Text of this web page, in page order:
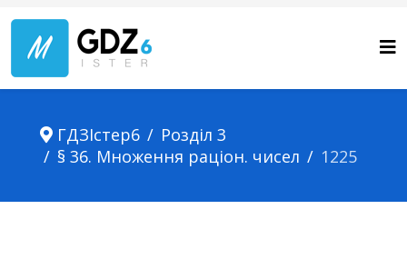
ГДЗІстер6
Розділ 3
§ 36. Множення раціон. чисел
1225